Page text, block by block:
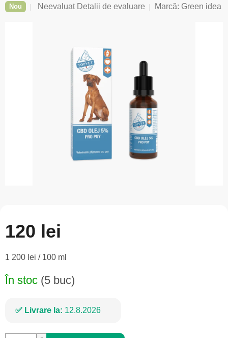
Nou
Evaluarea
Neevaluat Detalii de evaluare Marcă: Green idea
120 lei
Evaluare
1 200 lei / 100 ml
În stoc (5 buc)
Livrare la: 12.8.2026